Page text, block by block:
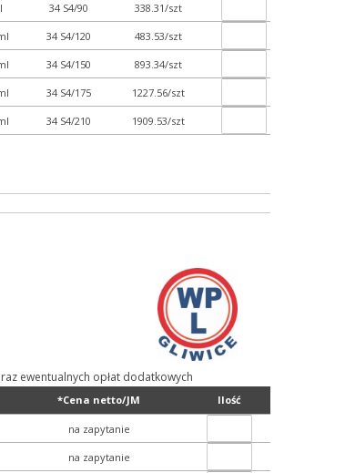
34 S4/90 338.31/szt
34 S4/120 483.53/szt
34 S4/150 893.34/szt
34 S4/175 1227.56/szt
34 S4/210 1909.53/szt
ewentualnych opłat dodatkowych
*Cena netto/JM Ilość
na zapytanie
na zapytanie